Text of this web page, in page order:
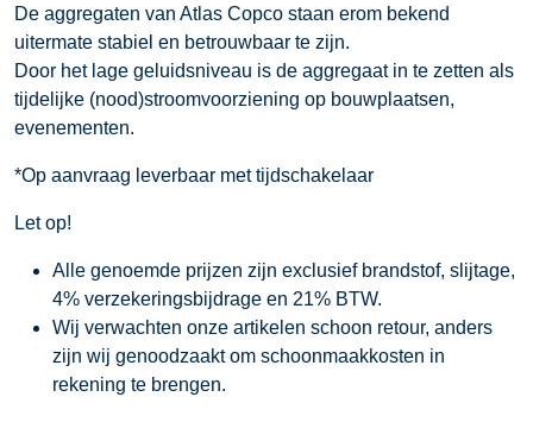
De aggregaten van Atlas Copco staan erom bekend
uitermate stabiel en betrouwbaar te zijn.
Door het lage geluidsniveau is de aggregaat in te zetten als
tijdelijke (nood)stroomvoorziening op bouwplaatsen,
evenementen.
*Op aanvraag leverbaar met tijdschakelaar
Let op!
Alle genoemde prijzen zijn exclusief brandstof, slijtage,
4% verzekeringsbijdrage en 21% BTW.
Wij verwachten onze artikelen schoon retour, anders
zijn wij genoodzaakt om schoonmaakkosten in
rekening te brengen.